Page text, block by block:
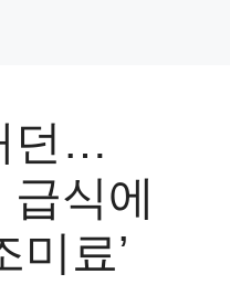
던…
식에
미료’